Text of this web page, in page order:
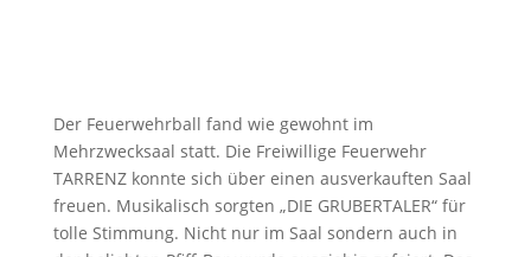
Der Feuerwehrball fand wie gewohnt im
Mehrzwecksaal statt. Die Freiwillige Feuerwehr
TARRENZ konnte sich über einen ausverkauften Saal
freuen. Musikalisch sorgten „DIE GRUBERTALER“ für
tolle Stimmung. Nicht nur im Saal sondern auch in